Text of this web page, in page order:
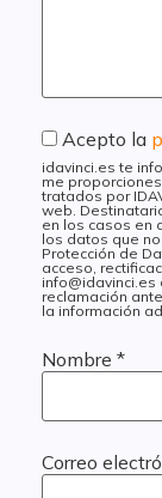
Acepto la
idavinci.es te
me
tratados por
web.
en los casos en
los datos que
Protección de
acceso,
reclamación
la información
Nombre *
Correo